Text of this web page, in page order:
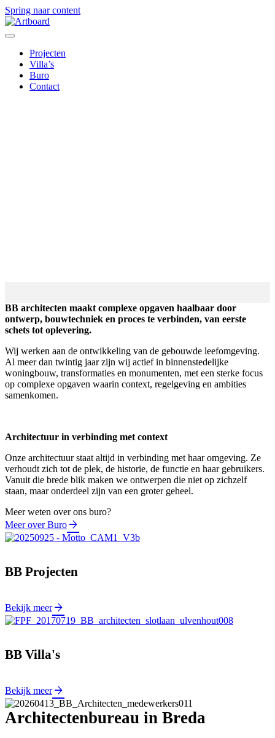
Spring naar content
Projecten
Villa’s
Buro
Contact
BB architecten maakt complexe opgaven haalbaar door
ontwerp, bouwtechniek en proces te verbinden, van eerste
schets tot oplevering.
Wij werken aan de ontwikkeling van de gebouwde leefomgeving.
Al meer dan twintig jaar zijn wij actief in binnenstedelijke
woningbouw, transformaties en monumenten, met een sterke focus
op complexe opgaven waarin context, regelgeving en ambities
samenkomen.
Architectuur in verbinding met context
Onze architectuur staat altijd in verbinding met haar omgeving. Ze
verhoudt zich tot de plek, de historie, de functie en haar gebruikers.
Vanuit die brede blik maken we ontwerpen die niet op zichzelf
staan, maar onderdeel zijn van een groter geheel.
Meer weten over ons buro?
Meer over Buro
BB Projecten
Bekijk meer
BB Villa's
Bekijk meer
Architectenbureau in Breda